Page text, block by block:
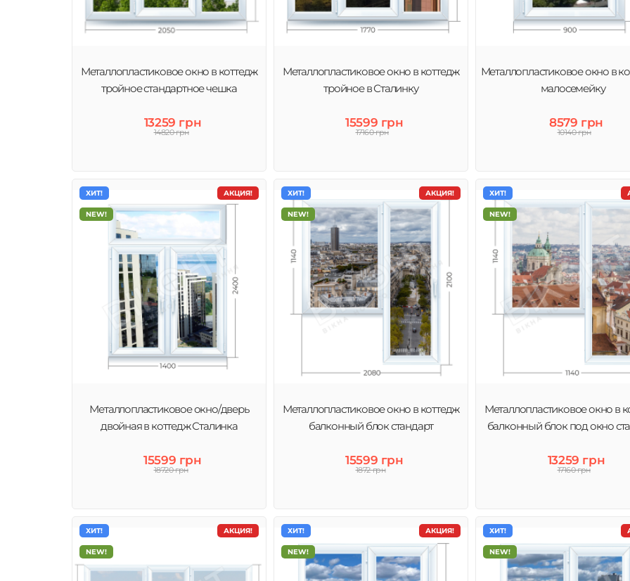
Металлопластиковое окно в коттедж
тройное стандартное чешка
13259 грн
14820 грн
Металлопластиковое окно в коттедж
тройное в Сталинку
15599 грн
17160 грн
Металлопластиковое окно в
малосемейку
8579 грн
10140 грн
АКЦИЯ!
ХИТ!
NEW!
Металлопластиковое окно/дверь
двойная в коттедж Сталинка
15599 грн
18720 грн
АКЦИЯ!
ХИТ!
NEW!
Металлопластиковое окно в коттедж
балконный блок стандарт
15599 грн
1872 грн
ХИТ!
NEW!
Металлопластиковое окно в
балконный блок под окно
13259 грн
17160 грн
АКЦИЯ!
ХИТ!
NEW!
АКЦИЯ!
ХИТ!
NEW!
ХИТ!
NEW!